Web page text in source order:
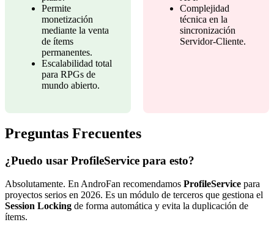
Permite
monetización
mediante la venta
de ítems
permanentes.
Escalabilidad total
para RPGs de
mundo abierto.
Complejidad
técnica en la
sincronización
Servidor-Cliente.
Preguntas Frecuentes
¿Puedo usar ProfileService para esto?
Absolutamente. En AndroFan recomendamos ProfileService para
proyectos serios en 2026. Es un módulo de terceros que gestiona el
Session Locking de forma automática y evita la duplicación de
ítems.